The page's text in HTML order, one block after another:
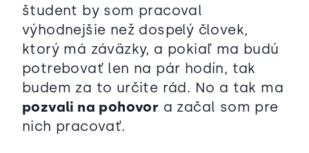
študent by som pracoval
výhodnejšie než dospelý človek,
ktorý má záväzky, a pokiaľ ma budú
potrebovať len na pár hodín, tak
budem za to určite rád. No a tak ma
pozvali na pohovor a začal som pre
nich pracovať.